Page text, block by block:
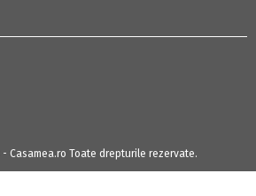
Casamea.ro Toate drepturile rezervate.